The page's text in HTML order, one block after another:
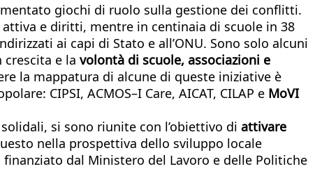
giochi di ruolo sulla gestione dei conflitti.
e diritti, mentre in centinaia di scuole in 38
ai capi di Stato e all’ONU. Sono solo alcuni
e la volontà di scuole, associazioni e
la mappatura di alcune di queste iniziative è
CIPSI, ACMOS–I Care, AICAT, CILAP e MoVI
si sono riunite con l’obiettivo di attivare
nella prospettiva dello sviluppo locale
dal Ministero del Lavoro e delle Politiche